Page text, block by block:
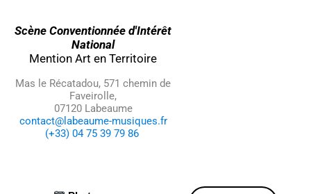
Scène Conventionnée d'Intérêt
National
Mention Art en Territoire
Mas le Récatadou, 571 chemin de
Faveirolle,
07120 Labeaume
contact@labeaume-musiques.fr
(+33) 04 75 39 79 86